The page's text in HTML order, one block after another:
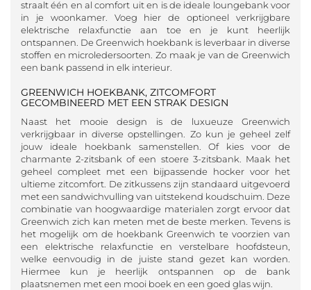
straalt één en al comfort uit en is de ideale loungebank voor
in je woonkamer. Voeg hier de optioneel verkrijgbare
elektrische relaxfunctie aan toe en je kunt heerlijk
ontspannen. De Greenwich hoekbank is leverbaar in diverse
stoffen en microledersoorten. Zo maak je van de Greenwich
een bank passend in elk interieur.
GREENWICH HOEKBANK, ZITCOMFORT
GECOMBINEERD MET EEN STRAK DESIGN
Naast het mooie design is de luxueuze Greenwich
verkrijgbaar in diverse opstellingen. Zo kun je geheel zelf
jouw ideale hoekbank samenstellen. Of kies voor de
charmante 2-zitsbank of een stoere 3-zitsbank. Maak het
geheel compleet met een bijpassende hocker voor het
ultieme zitcomfort. De zitkussens zijn standaard uitgevoerd
met een sandwichvulling van uitstekend koudschuim. Deze
combinatie van hoogwaardige materialen zorgt ervoor dat
Greenwich zich kan meten met de beste merken. Tevens is
het mogelijk om de hoekbank Greenwich te voorzien van
een elektrische relaxfunctie en verstelbare hoofdsteun,
welke eenvoudig in de juiste stand gezet kan worden.
Hiermee kun je heerlijk ontspannen op de bank
plaatsnemen met een mooi boek en een goed glas wijn.